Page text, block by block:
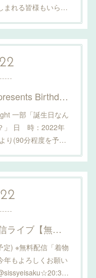
まれる皆様もいら…
2月14日（月） 松田栄作presents Birthday Night（1部19時〜2部21時〜）配信決定！詳細はこちら！
一部「誕生日なん
」 日 時：2022年
り(90分程度を予…
詳細決定！2022/01/09配信ライブ【無料&プレミア】詳細はこちら！
) ※無料配信「着物
年もよろしくお願い